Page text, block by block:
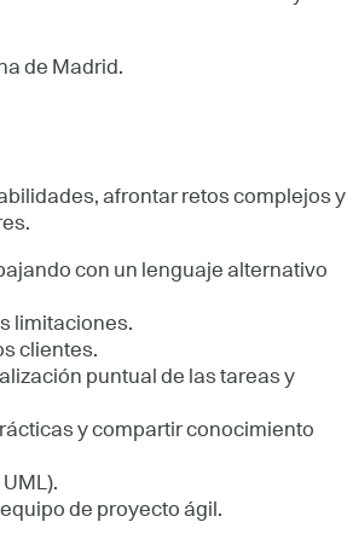
de Madrid.
afrontar retos complejos y
con un lenguaje alternativo
limitaciones.
clientes.
puntual de las tareas y
y compartir conocimiento
de proyecto ágil.